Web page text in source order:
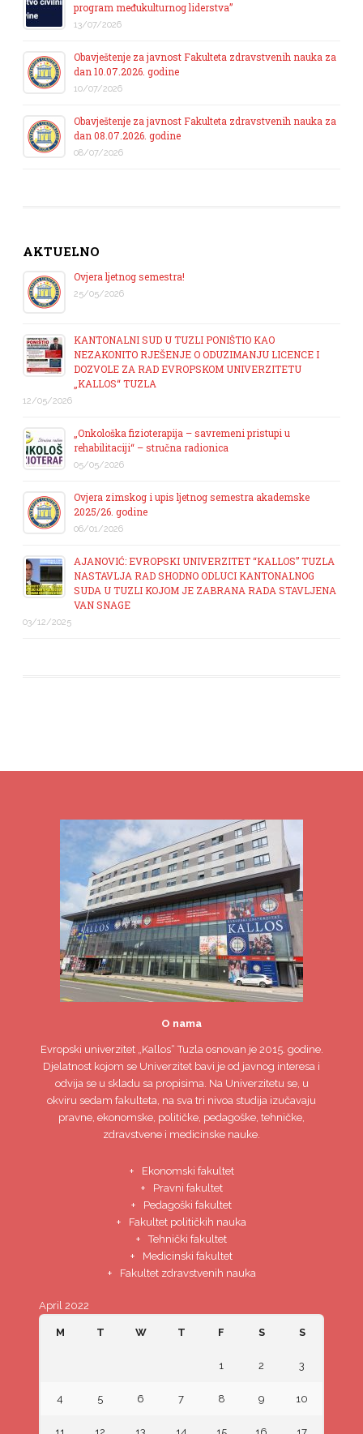
program međukulturnog liderstva”
13/07/2026
Obavještenje za javnost Fakulteta zdravstvenih nauka za
dan 10.07.2026. godine
10/07/2026
Obavještenje za javnost Fakulteta zdravstvenih nauka za
dan 08.07.2026. godine
08/07/2026
AKTUELNO
Ovjera ljetnog semestra!
25/05/2026
KANTONALNI SUD U TUZLI PONIŠTIO KAO
NEZAKONITO RJEŠENJE O ODUZIMANJU LICENCE I
DOZVOLE ZA RAD EVROPSKOM UNIVERZITETU
„KALLOS“ TUZLA
12/05/2026
„Onkološka fizioterapija – savremeni pristupi u
rehabilitaciji“ – stručna radionica
05/05/2026
Ovjera zimskog i upis ljetnog semestra akademske
2025/26. godine
06/01/2026
AJANOVIĆ: EVROPSKI UNIVERZITET “KALLOS” TUZLA
NASTAVLJA RAD SHODNO ODLUCI KANTONALNOG
SUDA U TUZLI KOJOM JE ZABRANA RADA STAVLJENA
VAN SNAGE
03/12/2025
O nama
Evropski univerzitet„Kallos“ Tuzla osnovan je 2015. godine.
Djelatnost kojom se Univerzitet bavi je od javnog interesa i
odvija se u skladu sa propisima. Na Univerzitetu se, u
okviru sedam fakulteta, na sva tri nivoa studija izučavaju
pravne, ekonomske, političke, pedagoške, tehničke,
zdravstvene i medicinske nauke.
Ekonomski fakultet
Pravni fakultet
Pedagoški fakultet
Fakultet političkih nauka
Tehnički fakultet
Medicinski fakultet
Fakultet zdravstvenih nauka
April 2022
M T W T F S S
1 2 3
4 5 6 7 8 9 10